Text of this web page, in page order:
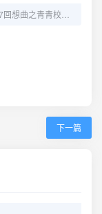
下一篇